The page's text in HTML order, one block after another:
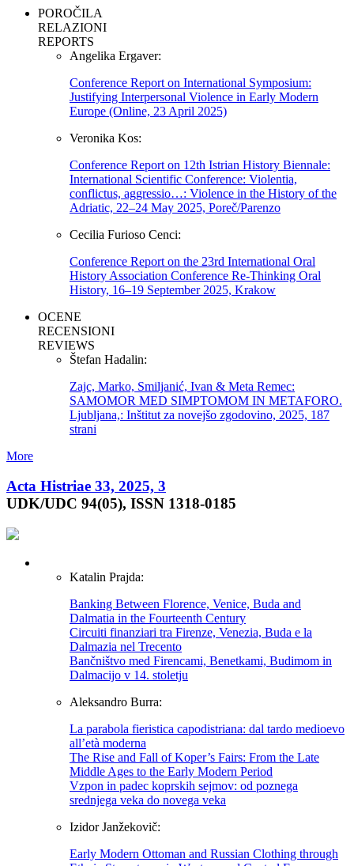
POROČILA
RELAZIONI
REPORTS
Angelika Ergaver:
Conference Report on International Symposium:
Justifying Interpersonal Violence in Early Modern
Europe (Online, 23 April 2025)
Veronika Kos:
Conference Report on 12th Istrian History Biennale:
International Scientific Conference: Violentia,
conflictus, aggressio…: Violence in the History of the
Adriatic, 22–24 May 2025, Poreč/Parenzo
Cecilia Furioso Cenci:
Conference Report on the 23rd International Oral
History Association Conference Re-Thinking Oral
History, 16–19 September 2025, Krakow
OCENE
RECENSIONI
REVIEWS
Štefan Hadalin:
Zajc, Marko, Smiljanić, Ivan & Meta Remec:
SAMOMOR MED SIMPTOMOM IN METAFORO.
Ljubljana,: Inštitut za novejšo zgodovino, 2025, 187
strani
More
Acta Histriae 33, 2025, 3
UDK/UDC 94(05), ISSN 1318-0185
Katalin Prajda:
Banking Between Florence, Venice, Buda and
Dalmatia in the Fourteenth Century
Circuiti finanziari tra Firenze, Venezia, Buda e la
Dalmazia nel Trecento
Bančništvo med Firencami, Benetkami, Budimom in
Dalmacijo v 14. stoletju
Aleksandro Burra:
La parabola fieristica capodistriana: dal tardo medioevo
all’età moderna
The Rise and Fall of Koper’s Fairs: From the Late
Middle Ages to the Early Modern Period
Vzpon in padec koprskih sejmov: od poznega
srednjega veka do novega veka
Izidor Janžekovič:
Early Modern Ottoman and Russian Clothing through